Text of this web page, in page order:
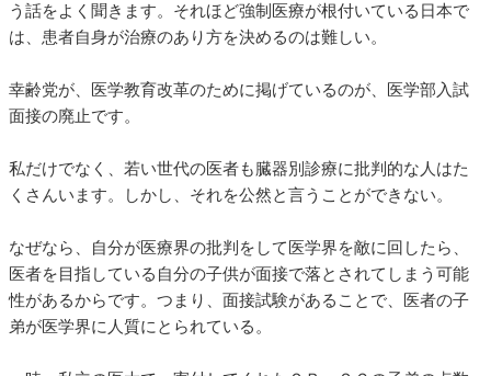
う話をよく聞きます。それほど強制医療が根付いている日本で
は、患者自身が治療のあり方を決めるのは難しい。
幸齢党が、医学教育改革のために掲げているのが、医学部入試
面接の廃止です。
私だけでなく、若い世代の医者も臓器別診療に批判的な人はた
くさんいます。しかし、それを公然と言うことができない。
なぜなら、自分が医療界の批判をして医学界を敵に回したら、
医者を目指している自分の子供が面接で落とされてしまう可能
性があるからです。つまり、面接試験があることで、医者の子
弟が医学界に人質にとられている。